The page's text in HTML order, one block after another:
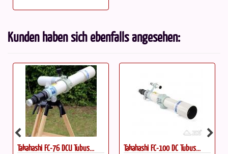
Kunden haben sich ebenfalls angesehen:
Takahashi FC-76 DCU Tubus... Takahashi FC-100 DC Tubus...